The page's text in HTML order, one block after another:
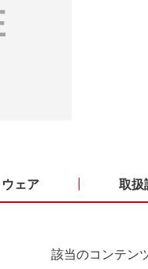
ェア 取扱
該当のコンテン